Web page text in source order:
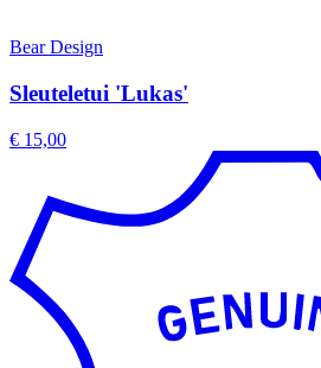
Bear Design
Sleuteletui 'Lukas'
€ 15,00